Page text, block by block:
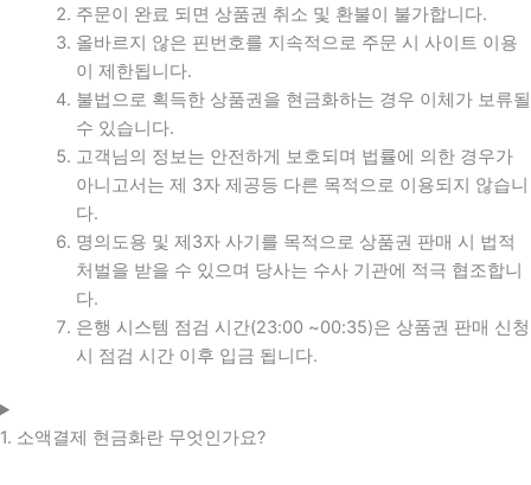
주문이 완료 되면 상품권 취소 및 환불이 불가합니다.
올바르지 않은 핀번호를 지속적으로 주문 시 사이트 이용
이 제한됩니다.
불법으로 획득한 상품권을 현금화하는 경우 이체가 보류될
수 있습니다.
고객님의 정보는 안전하게 보호되며 법률에 의한 경우가
아니고서는 제 3자 제공등 다른 목적으로 이용되지 않습니
다.
명의도용 및 제3자 사기를 목적으로 상품권 판매 시 법적
처벌을 받을 수 있으며 당사는 수사 기관에 적극 협조합니
다.
은행 시스템 점검 시간(23:00 ~00:35)은 상품권 판매 신청
시 점검 시간 이후 입금 됩니다.
1. 소액결제 현금화란 무엇인가요?